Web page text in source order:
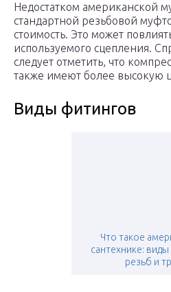
Недостатком американской
стандартной резьбовой
стоимость. Это может
используемого сцепления.
следует отметить, что
также имеют более высокую
Виды фитингов
Что такое
сантехнике: виды
резьб и